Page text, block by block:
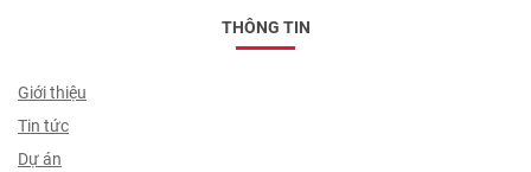
THÔNG TIN
Giới thiệu
Tin tức
Dự án